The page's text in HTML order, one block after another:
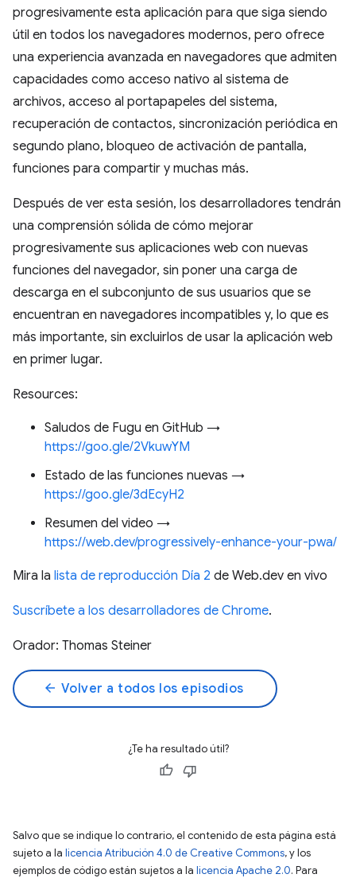
progresivamente esta aplicación para que siga siendo
útil en todos los navegadores modernos, pero ofrece
una experiencia avanzada en navegadores que admiten
capacidades como acceso nativo al sistema de
archivos, acceso al portapapeles del sistema,
recuperación de contactos, sincronización periódica en
segundo plano, bloqueo de activación de pantalla,
funciones para compartir y muchas más.
Después de ver esta sesión, los desarrolladores tendrán
una comprensión sólida de cómo mejorar
progresivamente sus aplicaciones web con nuevas
funciones del navegador, sin poner una carga de
descarga en el subconjunto de sus usuarios que se
encuentran en navegadores incompatibles y, lo que es
más importante, sin excluirlos de usar la aplicación web
en primer lugar.
Resources:
Saludos de Fugu en GitHub →
https://goo.gle/2VkuwYM
Estado de las funciones nuevas →
https://goo.gle/3dEcyH2
Resumen del video →
https://web.dev/progressively-enhance-your-pwa/
Mira la lista de reproducción Día 2 de Web.dev en vivo
Suscríbete a los desarrolladores de Chrome.
Orador: Thomas Steiner
arrow_back Volver a todos los episodios
¿Te ha resultado útil?
Salvo que se indique lo contrario, el contenido de esta página está
sujeto a la licencia Atribución 4.0 de Creative Commons, y los
ejemplos de código están sujetos a la licencia Apache 2.0. Para